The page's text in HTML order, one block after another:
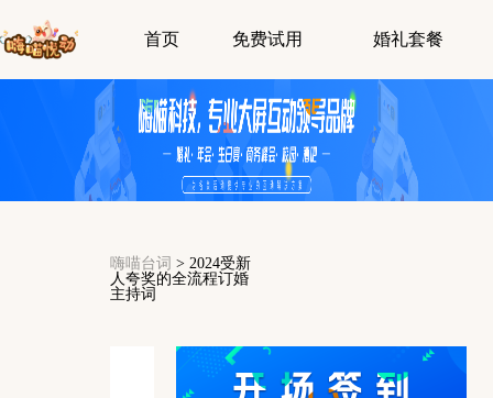
首页 免费试用 婚礼套餐
嗨喵台词 > 2024受新
人夸奖的全流程订婚
主持词